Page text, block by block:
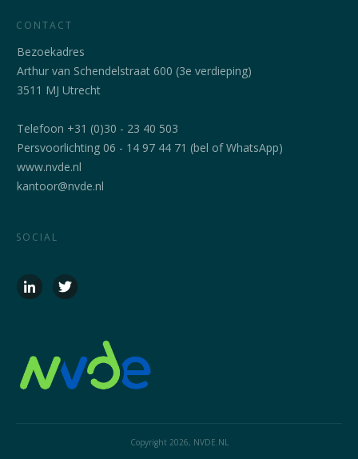
CONTACT
Bezoekadres
Arthur van Schendelstraat 600 (3e verdieping)
3511 MJ Utrecht
Telefoon +31 (0)30 - 23 40 503
Persvoorlichting 06 - 14 97 44 71 (bel of WhatsApp)
www.nvde.nl
kantoor@nvde.nl
SOCIAL
Copyright 2026, NVDE.NL